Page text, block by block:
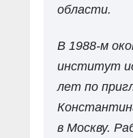
области.
В 1988-м
институт
лет по
в Москву.